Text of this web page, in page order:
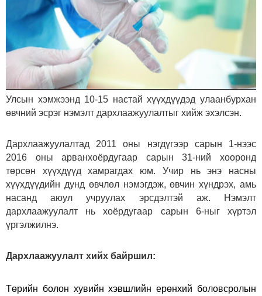
Улсын хэмжээнд 10-15 настай хүүхдүүдэд улаанбурхан
өвчний эсрэг нэмэлт дархлаажуулалтыг хийж эхэлсэн.
Дархлаажуулалтад 2011 оны нэгдүгээр сарын 1-нээс
2016 оны арванхоёрдугаар сарын 31-ний хооронд
төрсөн хүүхдүүд хамрагдах юм. Учир нь энэ насны
хүүхдүүдийн дунд өвчлөл нэмэгдэж, өвчин хүндрэх, амь
насанд аюул учруулах эрсдэлтэй аж. Нэмэлт
дархлаажуулалт нь хоёрдугаар сарын 6-ныг хүртэл
үргэлжилнэ.
Дархлаажуулалт хийх байршил:
Төрийн болон хувийн хэвшлийн ерөнхий боловсролын